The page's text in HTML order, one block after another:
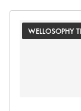
WELLOSOPHY